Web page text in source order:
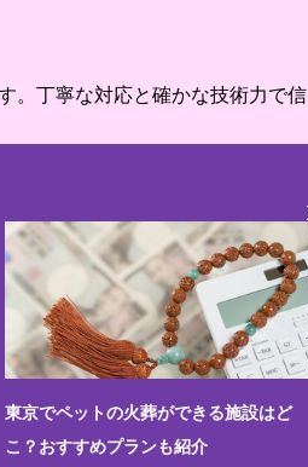
。丁寧な対応と確かな技術力で信
東京でペットの火葬ができる施設はど
こ？おすすめプランも紹介